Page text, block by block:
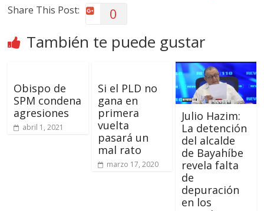
Share This Post: 0
También te puede gustar
Obispo de
SPM condena
agresiones
abril 1, 2021
Si el PLD no
gana en
primera
vuelta
pasará un
mal rato
marzo 17, 2020
Julio Hazim:
La detención
del alcalde
de Bayahíbe
revela falta
de
depuración
en los